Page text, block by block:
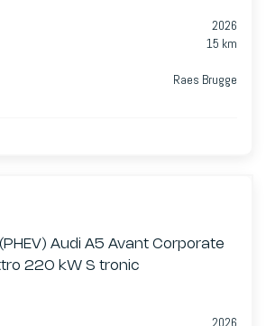
2026
15 km
Raes Brugge
Audi A5 Avant Corporate
220 kW S tronic
2026